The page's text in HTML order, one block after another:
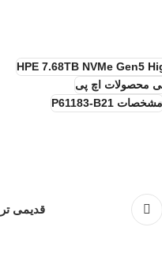
HPE 7.68TB NVMe Gen5
محصولات اچ پی
مشخصات P61183-B21
قدیمی تر